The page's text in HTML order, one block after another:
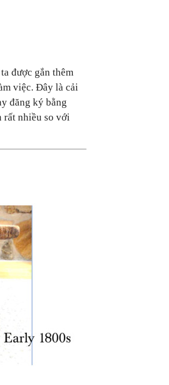
được gắn thêm
việc. Đây là cải
đăng ký bằng
rất nhiều so với